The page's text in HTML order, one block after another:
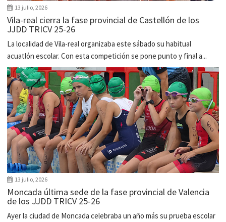
13 julio, 2026
Vila-real cierra la fase provincial de Castellón de los
JJDD TRICV 25-26
La localidad de Vila-real organizaba este sábado su habitual
acuatlón escolar. Con esta competición se pone punto y final a...
13 julio, 2026
Moncada última sede de la fase provincial de Valencia
de los JJDD TRICV 25-26
Ayer la ciudad de Moncada celebraba un año más su prueba escolar